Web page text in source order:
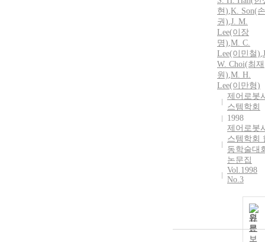
현),K. Son(손
권),J. M.
Lee(이장
명),M. C.
Lee(이민철),
W. Choi(최재
원),M. H.
Lee(이만형)
제어로봇
스템학회
1998
제어로봇
스템학회
동학술대
논문집
Vol.1998
No.3
원
문
보